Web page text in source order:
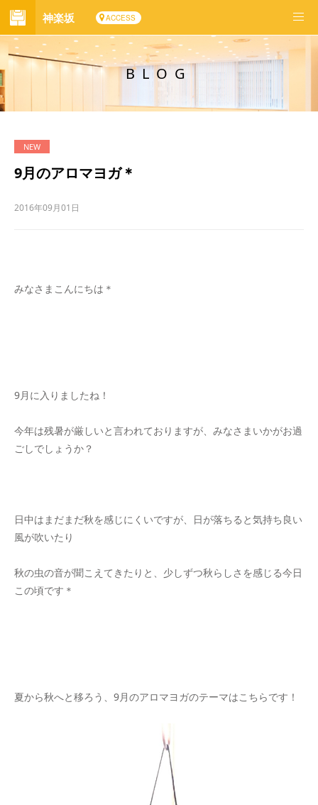
神楽坂 ACCESS
BLOG
9月のアロマヨガ＊
2016年09月01日
みなさまこんにちは＊
9月に入りましたね！
今年は残暑が厳しいと言われておりますが、みなさまいかがお過
ごしでしょうか？
日中はまだまだ秋を感じにくいですが、日が落ちると気持ち良い
風が吹いたり
秋の虫の音が聞こえてきたりと、少しずつ秋らしさを感じる今日
この頃です＊
夏から秋へと移ろう、9月のアロマヨガのテーマはこちらです！